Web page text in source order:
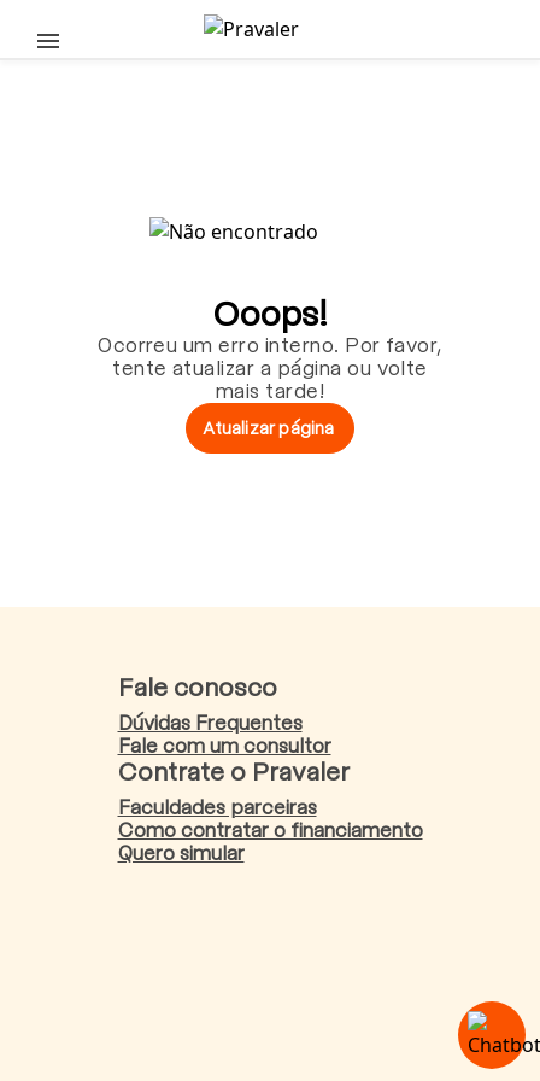
Pular para o conteúdo principal
Ooops!
Ocorreu um erro interno. Por favor,
tente atualizar a página ou volte
mais tarde!
Atualizar página
Fale conosco
Dúvidas Frequentes
Fale com um consultor
Contrate o Pravaler
Faculdades parceiras
Como contratar o financiamento
Quero simular